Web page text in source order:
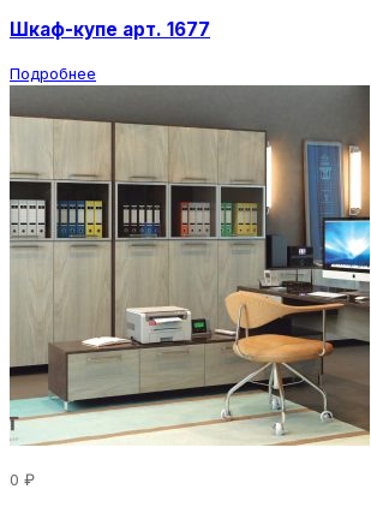
Шкаф-купе арт. 1677
Подробнее
0 ₽